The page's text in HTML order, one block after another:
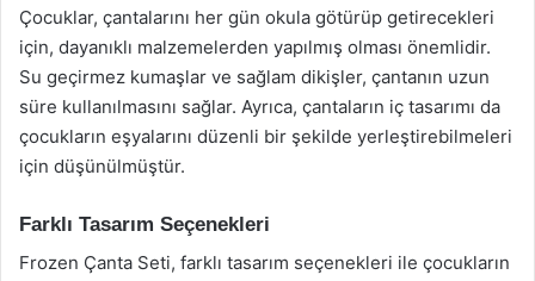
Çocuklar, çantalarını her gün okula götürüp getirecekleri
için, dayanıklı malzemelerden yapılmış olması önemlidir.
Su geçirmez kumaşlar ve sağlam dikişler, çantanın uzun
süre kullanılmasını sağlar. Ayrıca, çantaların iç tasarımı da
çocukların eşyalarını düzenli bir şekilde yerleştirebilmeleri
için düşünülmüştür.
Farklı Tasarım Seçenekleri
Frozen Çanta Seti, farklı tasarım seçenekleri ile çocukların